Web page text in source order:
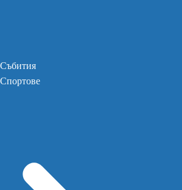
Събития
Спортове